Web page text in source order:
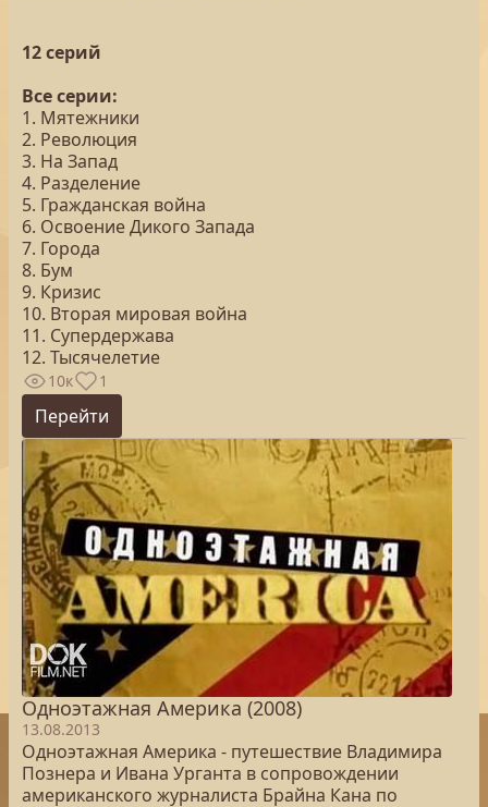
12 серий
Все серии:
1. Мятежники
2. Революция
3. На Запад
4. Разделение
5. Гражданская война
6. Освоение Дикого Запада
7. Города
8. Бум
9. Кризис
10. Вторая мировая война
11. Супердержава
12. Тысячелетие
10к 1
Перейти
Одноэтажная Америка (2008)
13.08.2013
Одноэтажная Америка - путешествие Владимира
Познера и Ивана Урганта в сопровождении
американского журналиста Брайна Кана по